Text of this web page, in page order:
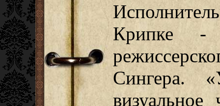
Крипке -
Сингера.